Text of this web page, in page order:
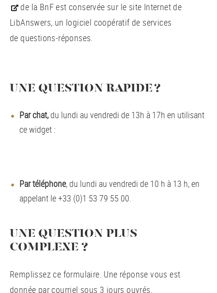
de la BnF est conservée sur le site Internet de
LibAnswers, un logiciel coopératif de services
de questions-réponses.
UNE QUESTION RAPIDE ?
Par chat,du lundi au vendredi de 13h à 17h en utilisant
ce widget :
Par téléphone, du lundi au vendredi de 10 h à 13 h, en
appelant le +33 (0)1 53 79 55 00.
UNE QUESTION PLUS
COMPLEXE ?
Remplissez ce formulaire. Une réponse vous est
donnée par courriel sous 3 jours ouvrés.